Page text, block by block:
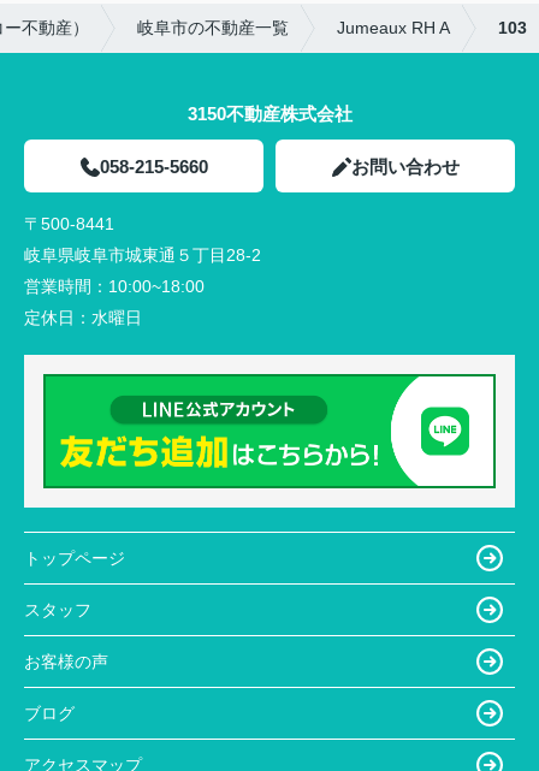
不動産） 岐阜市の不動産一覧 Jumeaux RH A 103
3150不動産株式会社
058-215-5660 お問い合わせ
〒500-8441
岐阜県岐阜市城東通５丁目28-2
営業時間： 10:00~18:00
定休日： 水曜日
トップページ
スタッフ
お客様の声
ブログ
アクセスマップ